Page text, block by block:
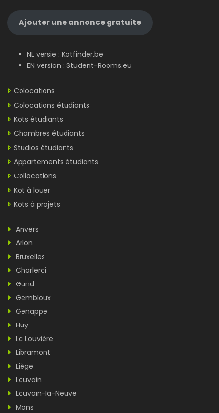
Ajouter une annonce gratuite
NL versie : Kotfinder.be
EN version : Student-Rooms.eu
Colocations
Colocations étudiants
Kots étudiants
Chambres étudiants
Studios étudiants
Appartements étudiants
Collocations
Kot à louer
Kots à projets
Anvers
Arlon
Bruxelles
Charleroi
Gand
Gembloux
Genappe
Huy
La Louvière
Libramont
Liège
Louvain
Louvain-la-Neuve
Mons